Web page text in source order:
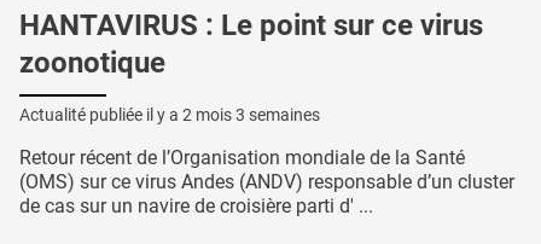
HANTAVIRUS : Le point sur ce virus
zoonotique
Actualité publiée il y a 2 mois 3 semaines
Retour récent de l’Organisation mondiale de la Santé
(OMS) sur ce virus Andes (ANDV) responsable d’un cluster
de cas sur un navire de croisière parti d' ...